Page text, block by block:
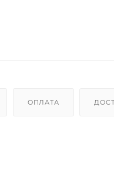
ОПЛАТА